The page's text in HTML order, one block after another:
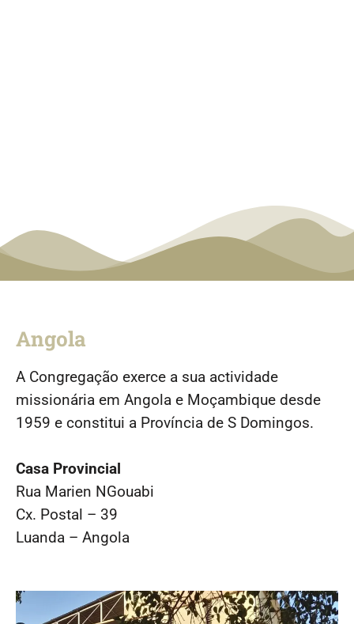
Angola
A Congregação exerce a sua actividade
missionária em Angola e Moçambique desde
1959 e constitui a Província de S Domingos.
Casa Provincial
Rua Marien NGouabi
Cx. Postal – 39
Luanda – Angola